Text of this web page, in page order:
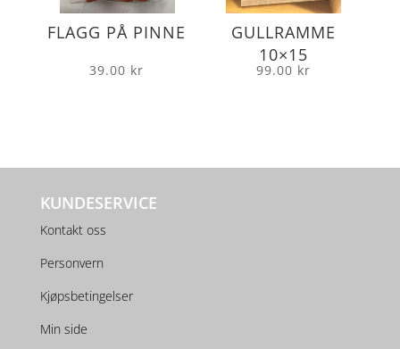
FLAGG PÅ PINNE
39.00 kr
GULLRAMME
10×15
99.00 kr
KUNDESERVICE
Kontakt oss
Personvern
Kjøpsbetingelser
Min side